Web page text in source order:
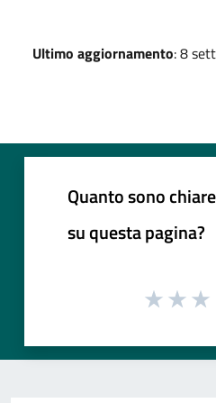
Ultimo aggiornamento: 8
Quanto sono
su questa pagina?